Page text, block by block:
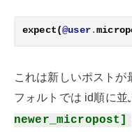
expect(@user.
これは新しいポスト
フォルトでは id順に並
newer_micropost]